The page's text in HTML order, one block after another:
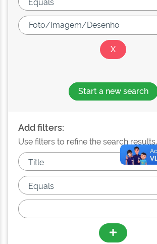
Start a new search
Add filters:
Use filters to refine the search results.